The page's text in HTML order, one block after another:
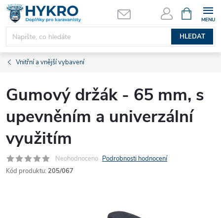
Přejít
obsah
HLEDAT
NÁKUPNÍ
KOŠÍK
Vnitřní a vnější vybavení
Gumový držák - 65 mm, s
upevněním a univerzální
využitím
Neohodnoceno Podrobnosti hodnocení
Kód produktu: 205/067